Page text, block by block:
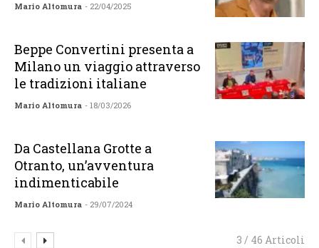
Mario Altomura - 22/04/2025
Beppe Convertini presenta a
Milano un viaggio attraverso
le tradizioni italiane
Mario Altomura - 18/03/2026
Da Castellana Grotte a
Otranto, un’avventura
indimenticabile
Mario Altomura - 29/07/2024
3 / 46 Articoli